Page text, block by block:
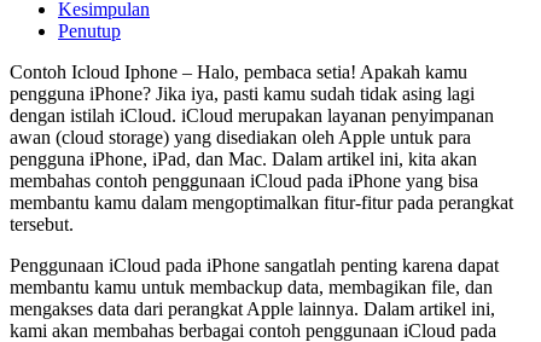
Kesimpulan
Penutup
Contoh Icloud Iphone – Halo, pembaca setia! Apakah kamu
pengguna iPhone? Jika iya, pasti kamu sudah tidak asing lagi
dengan istilah iCloud. iCloud merupakan layanan penyimpanan
awan (cloud storage) yang disediakan oleh Apple untuk para
pengguna iPhone, iPad, dan Mac. Dalam artikel ini, kita akan
membahas contoh penggunaan iCloud pada iPhone yang bisa
membantu kamu dalam mengoptimalkan fitur-fitur pada perangkat
tersebut.
Penggunaan iCloud pada iPhone sangatlah penting karena dapat
membantu kamu untuk membackup data, membagikan file, dan
mengakses data dari perangkat Apple lainnya. Dalam artikel ini,
kami akan membahas berbagai contoh penggunaan iCloud pada